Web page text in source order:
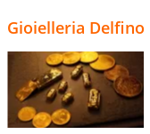
Gioielleria Delfino